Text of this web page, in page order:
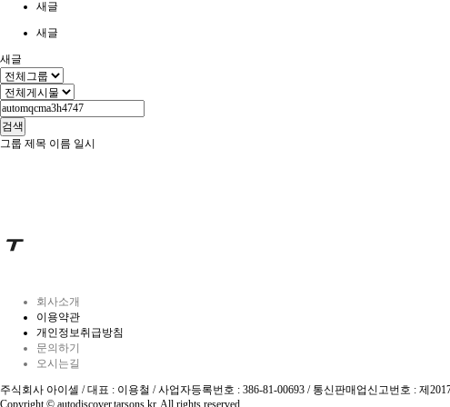
새글
새글
새글
검색
그룹 제목 이름 일시
회사소개
이용약관
개인정보취급방침
문의하기
오시는길
주식회사 아이셀 / 대표 : 이용철 / 사업자등록번호 : 386-81-00693 / 통신판매업신고번호 : 제
Copyright © autodiscover.tarsons.kr. All rights reserved.